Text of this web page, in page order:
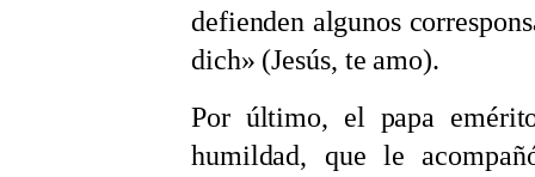
defienden algunos
dich» (Jesús, te amo).
Por último, el papa
humildad, que le